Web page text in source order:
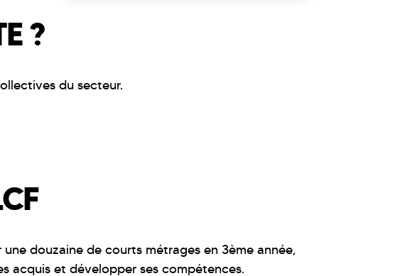
?
du secteur.
douzaine de courts métrages en 3ème année,
acquis et développer ses compétences.